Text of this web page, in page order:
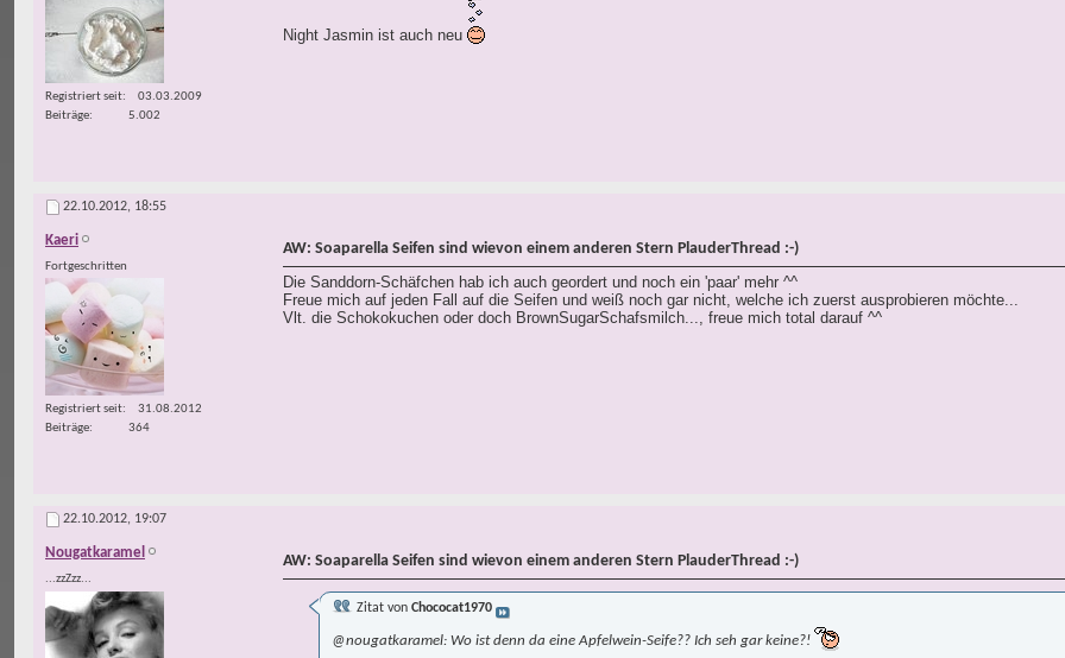
Registriert seit
03.03.2009
Beiträge
5.002
Night Jasmin ist auch neu
22.10.2012, 18:55
Kaeri
Fortgeschritten
Registriert seit
31.08.2012
Beiträge
364
AW: Soaparella Seifen sind wievon einem anderen Stern PlauderThread :-)
Die Sanddorn-Schäfchen hab ich auch geordert und noch ein 'paar' mehr ^^
Freue mich auf jeden Fall auf die Seifen und weiß noch gar nicht, welche ich zuerst ausprobieren möchte...
Vlt. die Schokokuchen oder doch BrownSugarSchafsmilch..., freue mich total darauf ^^
22.10.2012, 19:07
Nougatkaramel
...zzZzz...
AW: Soaparella Seifen sind wievon einem anderen Stern PlauderThread :-)
Zitat von Chococat1970
@nougatkaramel: Wo ist denn da eine Apfelwein-Seife?? Ich seh gar keine?!